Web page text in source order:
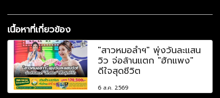
เนื้อหาที่เกี่ยวข้อง
"สาวหมอลำฯ" พุ่งวันละแสน
วิว จ่อล้านแตก "ฮักแพง"
ดีใจสุดชีวิต
6 ส.ค. 2569